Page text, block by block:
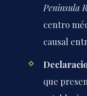
Peninsula
centro
causal
que